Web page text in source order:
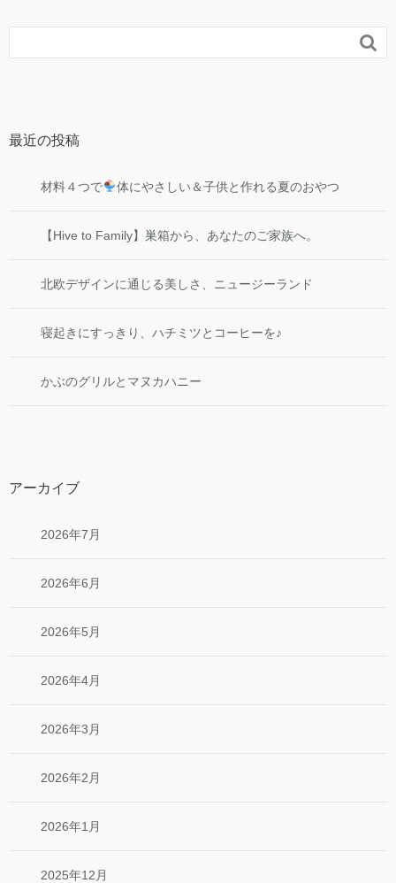

最近の投稿
材料４つで 体にやさしい＆子供と作れる夏のおやつ
【Hive to Family】巣箱から、あなたのご家族へ。
北欧デザインに通じる美しさ、ニュージーランド
寝起きにすっきり、ハチミツとコーヒーを♪
かぶのグリルとマヌカハニー
アーカイブ
2026年7月
2026年6月
2026年5月
2026年4月
2026年3月
2026年2月
2026年1月
2025年12月